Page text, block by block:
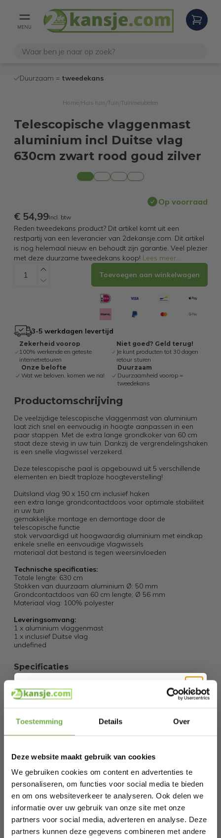
Toestemming Details Over
Deze website maakt gebruik van cookies
We gebruiken cookies om content en advertenties te
personaliseren, om functies voor social media te bieden
en om ons websiteverkeer te analyseren. Ook delen we
informatie over uw gebruik van onze site met onze
partners voor social media, adverteren en analyse. Deze
partners kunnen deze gegevens combineren met andere
MENU
Duurzaam = tweedekans
Home Huis tuin Tuin Tuinmeubelen
Telescopische vlaggenmast
aluminium incl Duitse vlag
630cm zwart rood goud zilver
Op voorraad
€ 54,99Incl. btw
Reden tweedekans product? Dit artikel komt uit een
restpartij van een leverancier van 2dekansje.com. Dit artikel
is nog helemaal nieuw en behoudt zijn garantie. Veel plezier
met deze duurzame tweedekans koop! Lees meer...
Toevoegen aan winkelwagen
3-5 werkdagen levertijd
Zekerheid voorop
100% werkende en geteste
internetretouren
Niet goed? Geld terug!
Je kunt producten tot 30 dagen
retour sturen
Onze belofte
Wat we beloven, komen we na!
Duurzaam
Duurzaamheid voorop =
tweedekans
Productomschrijving
De veelzijdige telescopische vlaggenmast van aluminium
laat zich snel en eenvoudig in hoogte aanpassen in een
paar stappen. Met de extra lange grondkoker van 60 cm
staat deze stevig in uw tuin. Dankzij de vergrendelingshaken
is een snelle vlagwissel verzekerd.
Deze telescopische paal is opgebouwd uit 5 verschillende
elementen en biedt traploze hoogteverstelling!
Duitsland vlag 90 x 150 cm inclusief haken
een extra lange grondcontactdoos voor optimale stabiliteit
in uw tuin
gemakkelijke montage en demontage door de
telescopische functie
stok vervaardigd uit hoogwaardig aluminium met eindkap
enkele snelle en eenvoudige vlagwissels
materiaal dat bestand is tegen weersinvloeden
Technische specificaties:
Totale lengte: 630 cm
Stokken van duurzaam aluminium Ø: 50 mm
Grondcontactdoos van 60 cm lengte; Ø 56 mm
Materiaal vlag: 100% polyester
Leveringsomvang:
1 x aluminium vlaggenmast
1 x inclusief Duitse vlag
undefined
Specificaties
Artikelnummer
SKU
137515184
Gerelateerde producten
RESTVOORRAAD
Casaria Polyrattan Kussenbox Tuinbox -
Beige - 75x75x70cm
€ 131,99
Schrijf je in en ontvang
Bij 2dekansje.com profiteer je van
kortingen tot wel 70%.